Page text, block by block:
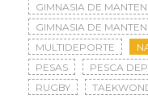
GIMNASIA DE
GIMNASIA DE
MULTIDEPORTE
PESAS
PESCA
RUGBY